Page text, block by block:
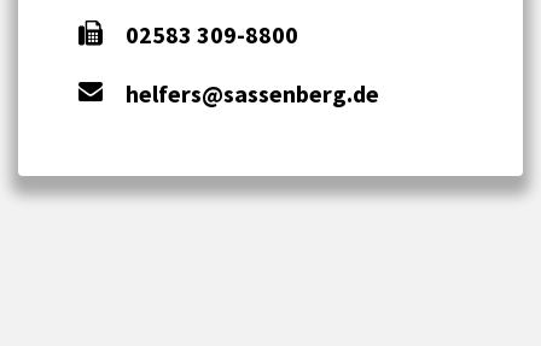
02583 309-8800
helfers@sassenberg.de